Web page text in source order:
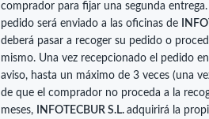
comprador para fijar una segunda
pedido será enviado a las oficinas de
deberá pasar a recoger su pedido o
mismo. Una vez recepcionado el pedido en
aviso, hasta un máximo de 3 veces (una
de que el comprador no proceda a la
meses,
INFOTECBUR S.L. adquirirá la